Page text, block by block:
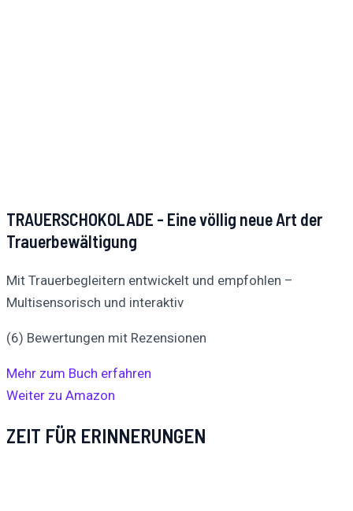
TRAUERSCHOKOLADE - Eine völlig neue Art der
Trauerbewältigung
Mit Trauerbegleitern entwickelt und empfohlen –
Multisensorisch und interaktiv
(6) Bewertungen mit Rezensionen
Mehr zum Buch erfahren
Weiter zu Amazon
ZEIT FÜR ERINNERUNGEN